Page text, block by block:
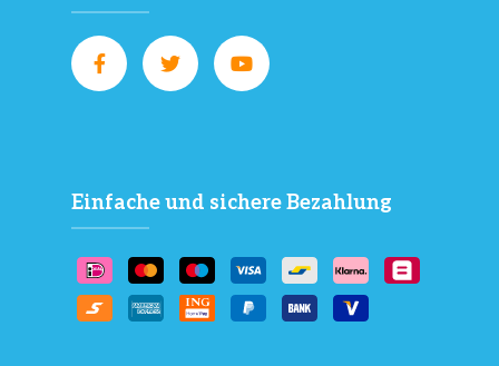
Einfache und sichere Bezahlung